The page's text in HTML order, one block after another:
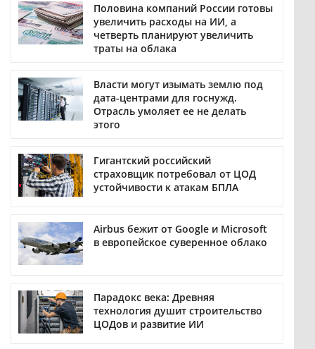
Половина компаний России готовы
увеличить расходы на ИИ, а
четверть планируют увеличить
траты на облака
Власти могут изымать землю под
дата-центрами для госнужд.
Отрасль умоляет ее не делать
этого
Гигантский российский
страховщик потребовал от ЦОД
устойчивости к атакам БПЛА
Airbus бежит от Google и Microsoft
в европейское суверенное облако
Парадокс века: Древняя
технология душит строительство
ЦОДов и развитие ИИ